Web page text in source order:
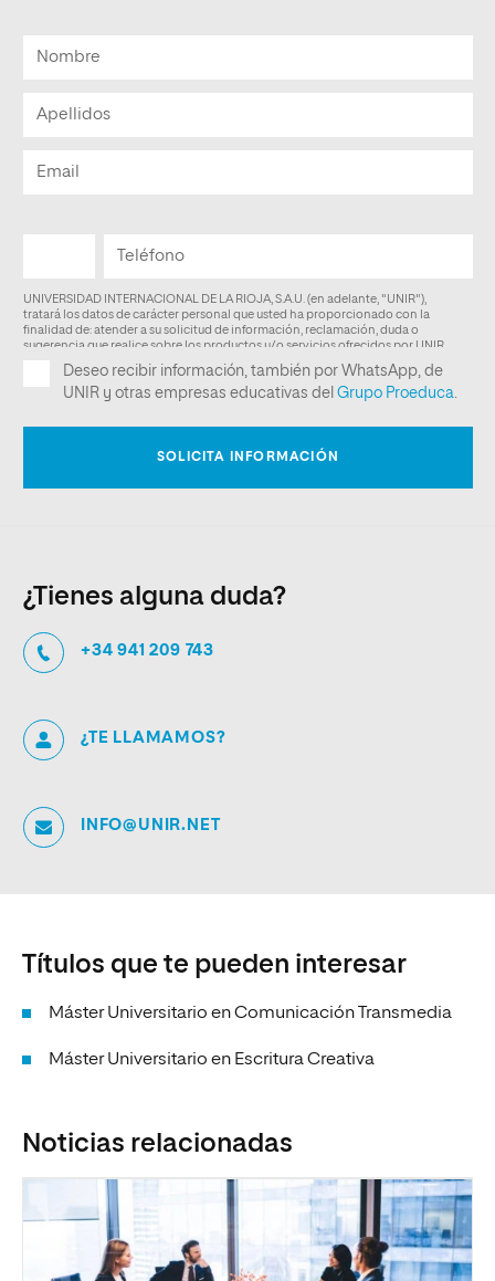
¿Tienes alguna duda?
+34 941 209 743
¿TE LLAMAMOS?
INFO@UNIR.NET
Títulos que te pueden interesar
Máster Universitario en Comunicación Transmedia
Máster Universitario en Escritura Creativa
Noticias relacionadas